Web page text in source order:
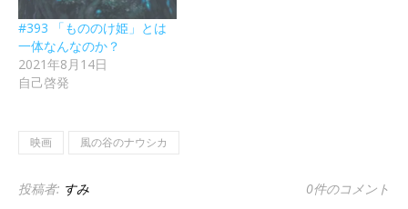
#393 「もののけ姫」とは
一体なんなのか？
2021年8月14日
自己啓発
映画 風の谷のナウシカ
投稿者: すみ 0件のコメント